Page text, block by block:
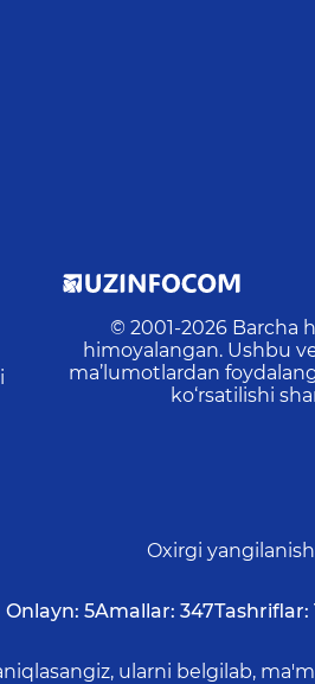
© 2001-2026 Barcha
himoyalangan. Ushbu
ma’lumotlardan
ko‘rsatilishi
Oxirgi yangilanish
Onlayn: 5Amallar: 347Tashriflar:
ularni belgilab,